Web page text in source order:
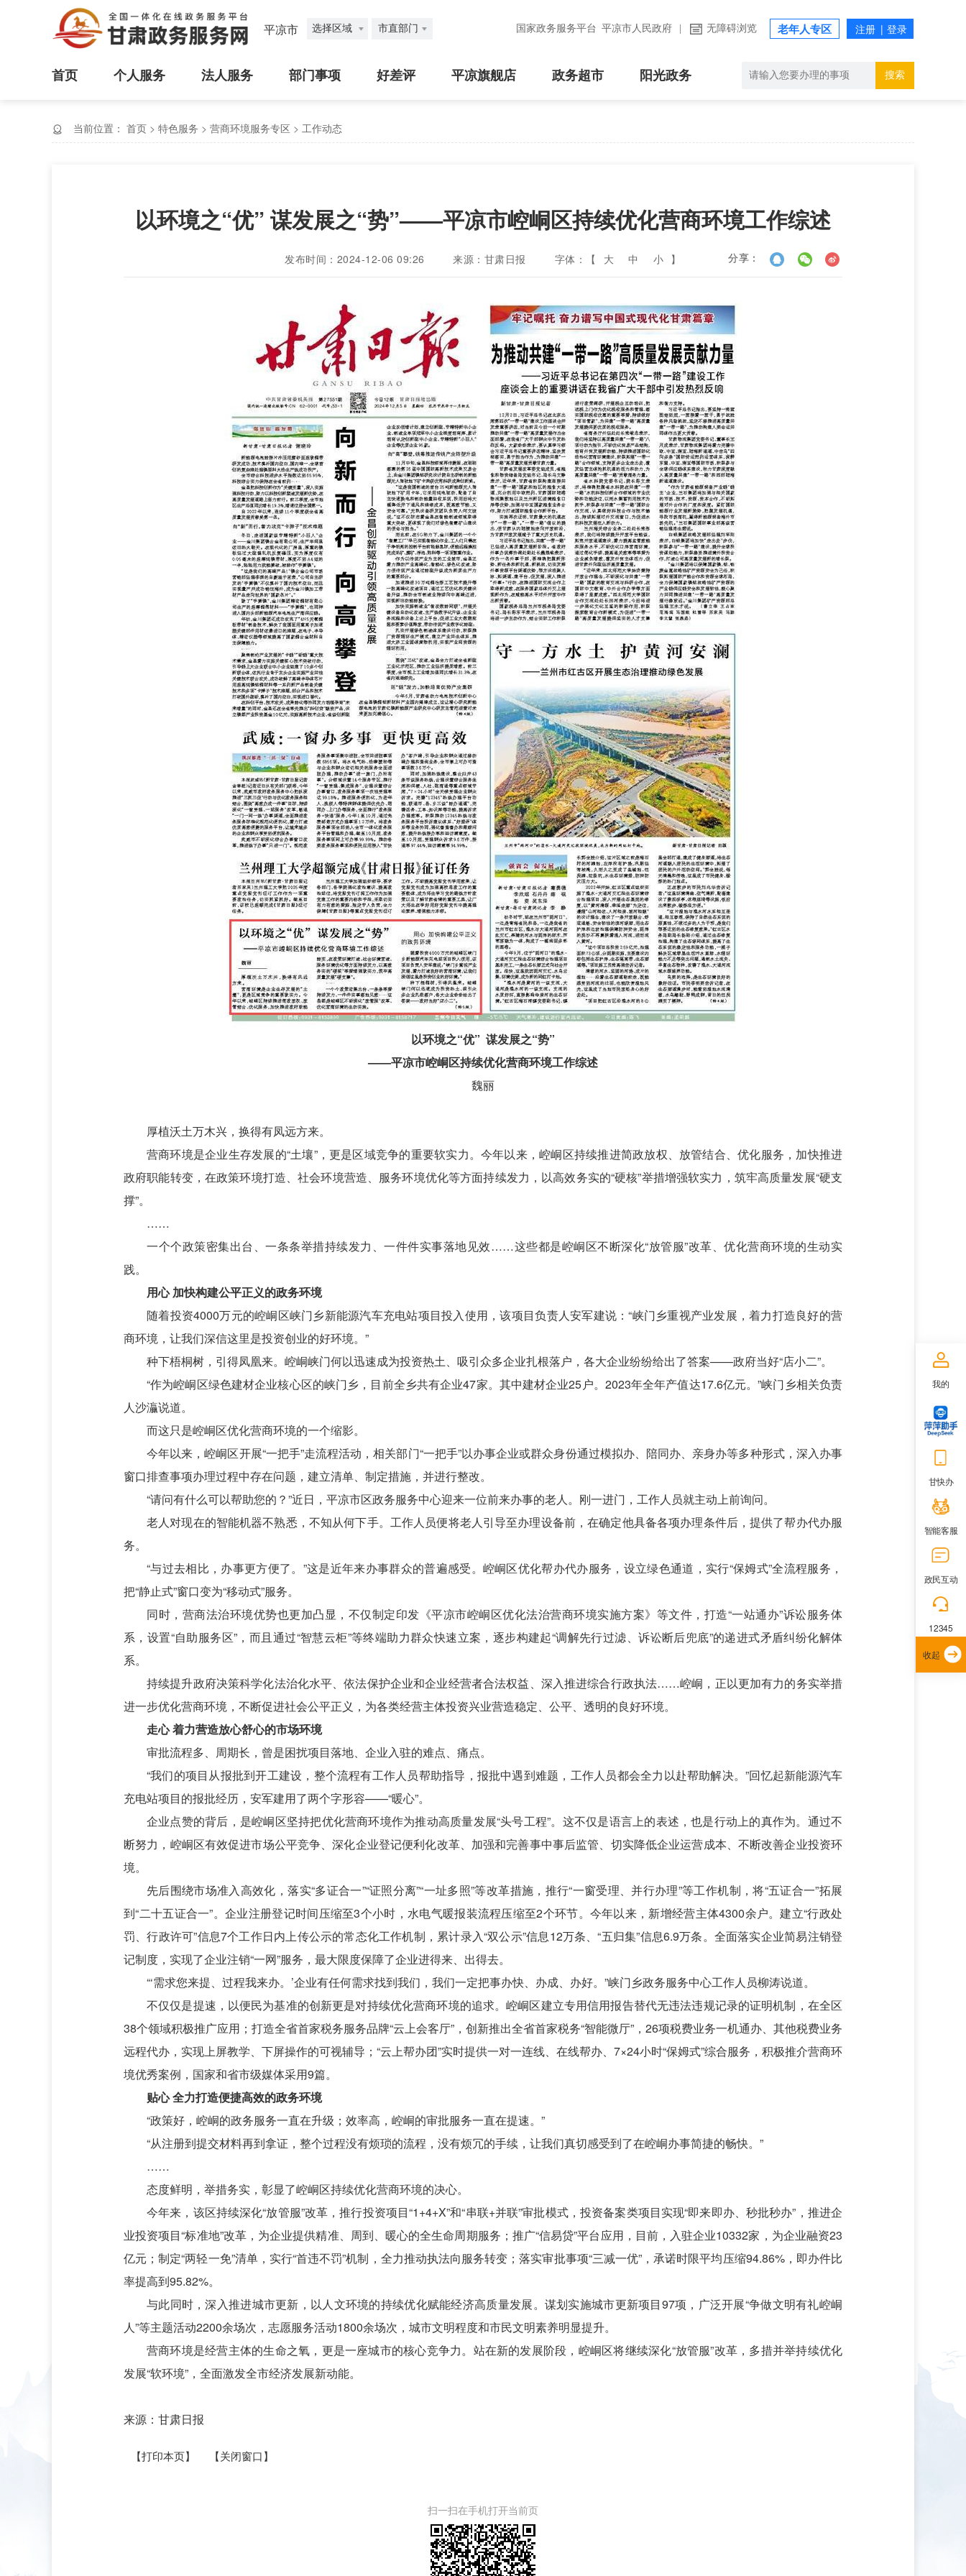
平凉市 选择区域 市直部门 国家政务服务平台 平凉市人民政府 无障碍浏览 老年人专区
首页 个人服务 法人服务 部门事项 好差评 平凉旗舰店 政务超市 阳光政务 搜索
当前位置： 首页 > 特色服务 > 营商环境服务专区 > 工作动态
以环境之“优” 谋发展之“势”——平凉市崆峒区持续优化营商环境工作综述
发布时间：2024-12-06 09:26 来源：甘肃日报 字体：【 大 中 小 】 分享：
以环境之“优” 谋发展之“势”
——平凉市崆峒区持续优化营商环境工作综述
魏丽
厚植沃土万木兴，换得有凤远方来。
营商环境是企业生存发展的“土壤”，更是区域竞争的重要软实力。今年以来，崆峒区持续推进简政放权、放管结合、优化服务，加快推进
政府职能转变，在政策环境打造、社会环境营造、服务环境优化等方面持续发力，以高效务实的“硬核”举措增强软实力，筑牢高质量发展“硬支
撑”。
……
一个个政策密集出台、一条条举措持续发力、一件件实事落地见效……这些都是崆峒区不断深化“放管服”改革、优化营商环境的生动实
践。
用心 加快构建公平正义的政务环境
随着投资4000万元的崆峒区峡门乡新能源汽车充电站项目投入使用，该项目负责人安军建说：“峡门乡重视产业发展，着力打造良好的营
商环境，让我们深信这里是投资创业的好环境。”
种下梧桐树，引得凤凰来。崆峒峡门何以迅速成为投资热土、吸引众多企业扎根落户，各大企业纷纷给出了答案——政府当好“店小二”。
“作为崆峒区绿色建材企业核心区的峡门乡，目前全乡共有企业47家。其中建材企业25户。2023年全年产值达17.6亿元。”峡门乡相关负责
人沙灜说道。
而这只是崆峒区优化营商环境的一个缩影。
今年以来，崆峒区开展“一把手”走流程活动，相关部门“一把手”以办事企业或群众身份通过模拟办、陪同办、亲身办等多种形式，深入办事
窗口排查事项办理过程中存在问题，建立清单、制定措施，并进行整改。
“请问有什么可以帮助您的？”近日，平凉市区政务服务中心迎来一位前来办事的老人。刚一进门，工作人员就主动上前询问。
老人对现在的智能机器不熟悉，不知从何下手。工作人员便将老人引导至办理设备前，在确定他具备各项办理条件后，提供了帮办代办服
务。
“与过去相比，办事更方便了。”这是近年来办事群众的普遍感受。崆峒区优化帮办代办服务，设立绿色通道，实行“保姆式”全流程服务，
把“静止式”窗口变为“移动式”服务。
同时，营商法治环境优势也更加凸显，不仅制定印发《平凉市崆峒区优化法治营商环境实施方案》等文件，打造“一站通办”诉讼服务体
系，设置“自助服务区”，而且通过“智慧云柜”等终端助力群众快速立案，逐步构建起“调解先行过滤、诉讼断后兜底”的递进式矛盾纠纷化解体
系。
持续提升政府决策科学化法治化水平、依法保护企业和企业经营者合法权益、深入推进综合行政执法……崆峒，正以更加有力的务实举措
进一步优化营商环境，不断促进社会公平正义，为各类经营主体投资兴业营造稳定、公平、透明的良好环境。
走心 着力营造放心舒心的市场环境
审批流程多、周期长，曾是困扰项目落地、企业入驻的难点、痛点。
“我们的项目从报批到开工建设，整个流程有工作人员帮助指导，报批中遇到难题，工作人员都会全力以赴帮助解决。”回忆起新能源汽车
充电站项目的报批经历，安军建用了两个字形容——“暖心”。
企业点赞的背后，是崆峒区坚持把优化营商环境作为推动高质量发展“头号工程”。这不仅是语言上的表述，也是行动上的真作为。通过不
断努力，崆峒区有效促进市场公平竞争、深化企业登记便利化改革、加强和完善事中事后监管、切实降低企业运营成本、不断改善企业投资环
境。
先后围绕市场准入高效化，落实“多证合一”“证照分离”“一址多照”等改革措施，推行“一窗受理、并行办理”等工作机制，将“五证合一”拓展
到“二十五证合一”。企业注册登记时间压缩至3个小时，水电气暖报装流程压缩至2个环节。今年以来，新增经营主体4300余户。建立“行政处
罚、行政许可”信息7个工作日内上传公示的常态化工作机制，累计录入“双公示”信息12万条、“五归集”信息6.9万条。全面落实企业简易注销登
记制度，实现了企业注销“一网”服务，最大限度保障了企业进得来、出得去。
“‘需求您来提、过程我来办。’企业有任何需求找到我们，我们一定把事办快、办成、办好。”峡门乡政务服务中心工作人员柳涛说道。
不仅仅是提速，以便民为基准的创新更是对持续优化营商环境的追求。崆峒区建立专用信用报告替代无违法违规记录的证明机制，在全区
38个领域积极推广应用；打造全省首家税务服务品牌“云上会客厅”，创新推出全省首家税务“智能微厅”，26项税费业务一机通办、其他税费业务
远程代办，实现上屏教学、下屏操作的可视辅导；“云上帮办团”实时提供一对一连线、在线帮办、7×24小时“保姆式”综合服务，积极推介营商环
境优秀案例，国家和省市级媒体采用9篇。
贴心 全力打造便捷高效的政务环境
“政策好，崆峒的政务服务一直在升级；效率高，崆峒的审批服务一直在提速。”
“从注册到提交材料再到拿证，整个过程没有烦琐的流程，没有烦冗的手续，让我们真切感受到了在崆峒办事简捷的畅快。”
……
态度鲜明，举措务实，彰显了崆峒区持续优化营商环境的决心。
今年来，该区持续深化“放管服”改革，推行投资项目“1+4+X”和“串联+并联”审批模式，投资备案类项目实现“即来即办、秒批秒办”，推进企
业投资项目“标准地”改革，为企业提供精准、周到、暖心的全生命周期服务；推广“信易贷”平台应用，目前，入驻企业10332家，为企业融资23
亿元；制定“两轻一免”清单，实行“首违不罚”机制，全力推动执法向服务转变；落实审批事项“三减一优”，承诺时限平均压缩94.86%，即办件比
率提高到95.82%。
与此同时，深入推进城市更新，以人文环境的持续优化赋能经济高质量发展。谋划实施城市更新项目97项，广泛开展“争做文明有礼崆峒
人”等主题活动2200余场次，志愿服务活动1800余场次，城市文明程度和市民文明素养明显提升。
营商环境是经营主体的生命之氧，更是一座城市的核心竞争力。站在新的发展阶段，崆峒区将继续深化“放管服”改革，多措并举持续优化
发展“软环境”，全面激发全市经济发展新动能。
来源：甘肃日报
【打印本页】 【关闭窗口】
扫一扫在手机打开当前页
我的
甘快办
智能客服
政民互动
12345
收起